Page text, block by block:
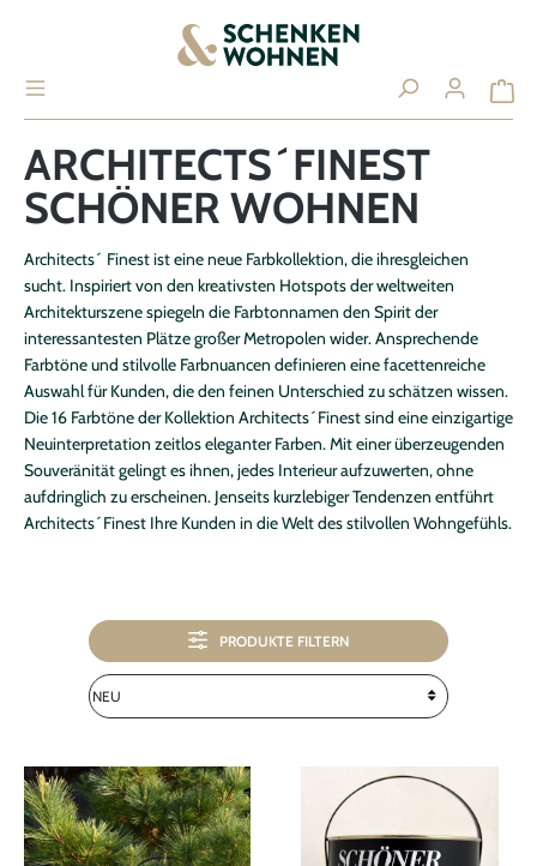
Ihr Konto
ANMELDEN / REGISTRIEREN
Übersicht
Persönliches Profil
Adressen
Zahlungsarten
Bestellungen
ARCHITECTS´FINEST
SCHÖNER WOHNEN
Architects´ Finest ist eine neue Farbkollektion, die ihresgleichen
sucht. Inspiriert von den kreativsten Hotspots der weltweiten
Architekturszene spiegeln die Farbtonnamen den Spirit der
interessantesten Plätze großer Metropolen wider. Ansprechende
Farbtöne und stilvolle Farbnuancen definieren eine facettenreiche
Auswahl für Kunden, die den feinen Unterschied zu schätzen wissen.
Die 16 Farbtöne der Kollektion Architects´Finest sind eine einzigartige
Neuinterpretation zeitlos eleganter Farben. Mit einer überzeugenden
Souveränität gelingt es ihnen, jedes Interieur aufzuwerten, ohne
aufdringlich zu erscheinen. Jenseits kurzlebiger Tendenzen entführt
Architects´Finest Ihre Kunden in die Welt des stilvollen Wohngefühls.
PRODUKTE FILTERN